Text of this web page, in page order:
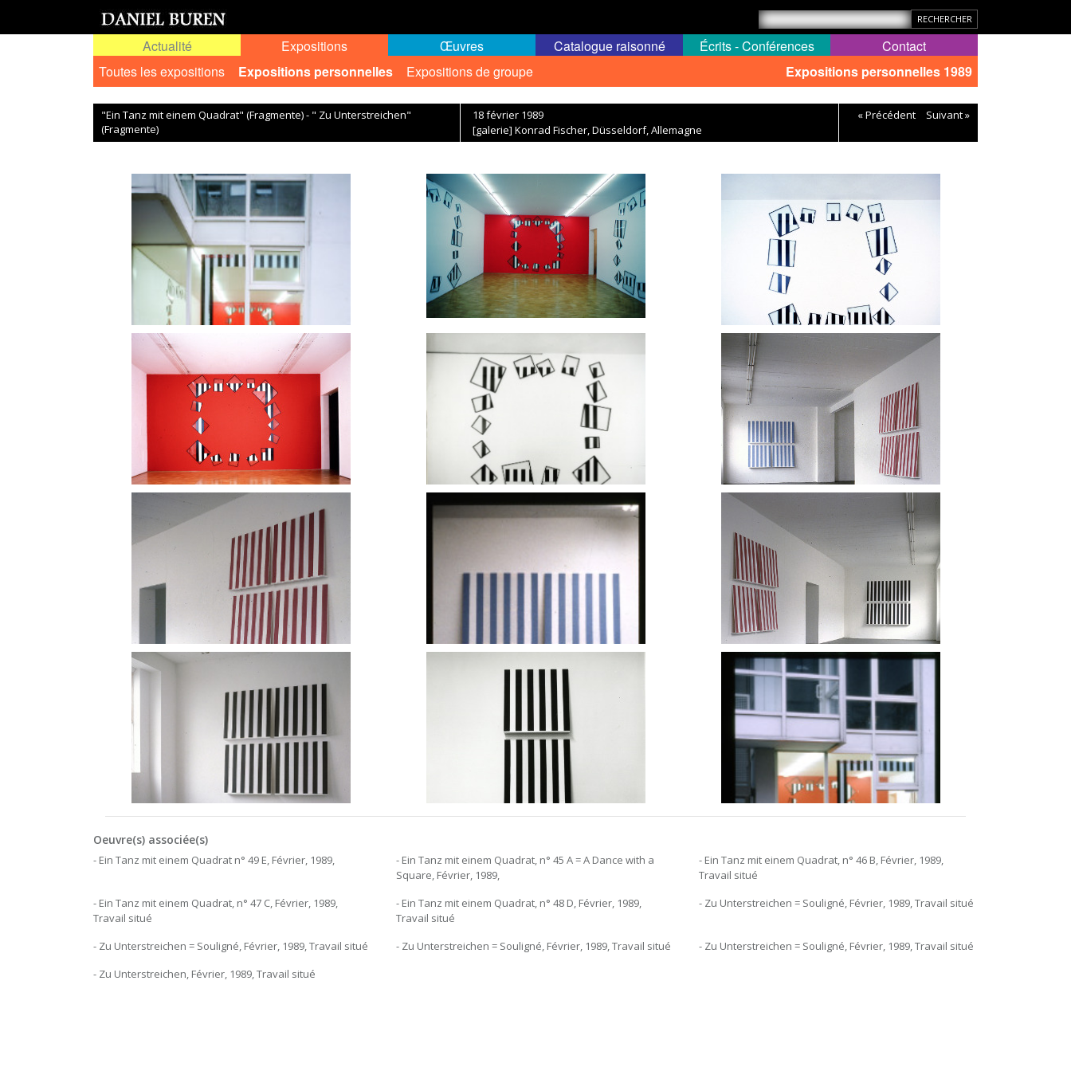
Actualité
Expositions
Toutes les expositions
Expositions personnelles Expositions de groupe Expositions personnelles 1989
Œuvres Catalogue raisonné Écrits - Conférences Contact
"Ein Tanz mit einem Quadrat" (Fragmente) - " Zu Unterstreichen"
(Fragmente)
18 février 1989
[galerie] Konrad Fischer, Düsseldorf, Allemagne
« Précédent Suivant »
Oeuvre(s) associée(s)
- Ein Tanz mit einem Quadrat n° 49 E, Février, 1989,
- Ein Tanz mit einem Quadrat, n° 45 A = A Dance with a
Square, Février, 1989,
- Ein Tanz mit einem Quadrat, n° 46 B, Février, 1989,
Travail situé
- Ein Tanz mit einem Quadrat, n° 47 C, Février, 1989,
Travail situé
- Ein Tanz mit einem Quadrat, n° 48 D, Février, 1989,
Travail situé
- Zu Unterstreichen = Souligné, Février, 1989, Travail situé
- Zu Unterstreichen = Souligné, Février, 1989, Travail situé - Zu Unterstreichen = Souligné, Février, 1989, Travail situé
- Zu Unterstreichen = Souligné, Février, 1989, Travail situé
- Zu Unterstreichen, Février, 1989, Travail situé